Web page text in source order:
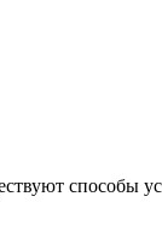
способы